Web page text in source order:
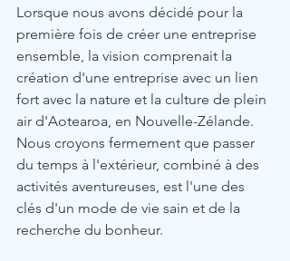
Lorsque nous avons décidé pour la
première fois de créer une entreprise
ensemble, la vision comprenait la
création d'une entreprise avec un lien
fort avec la nature et la culture de plein
air d'Aotearoa, en Nouvelle-Zélande.
Nous croyons fermement que passer
du temps à l'extérieur, combiné à des
activités aventureuses, est l'une des
clés d'un mode de vie sain et de la
recherche du bonheur.